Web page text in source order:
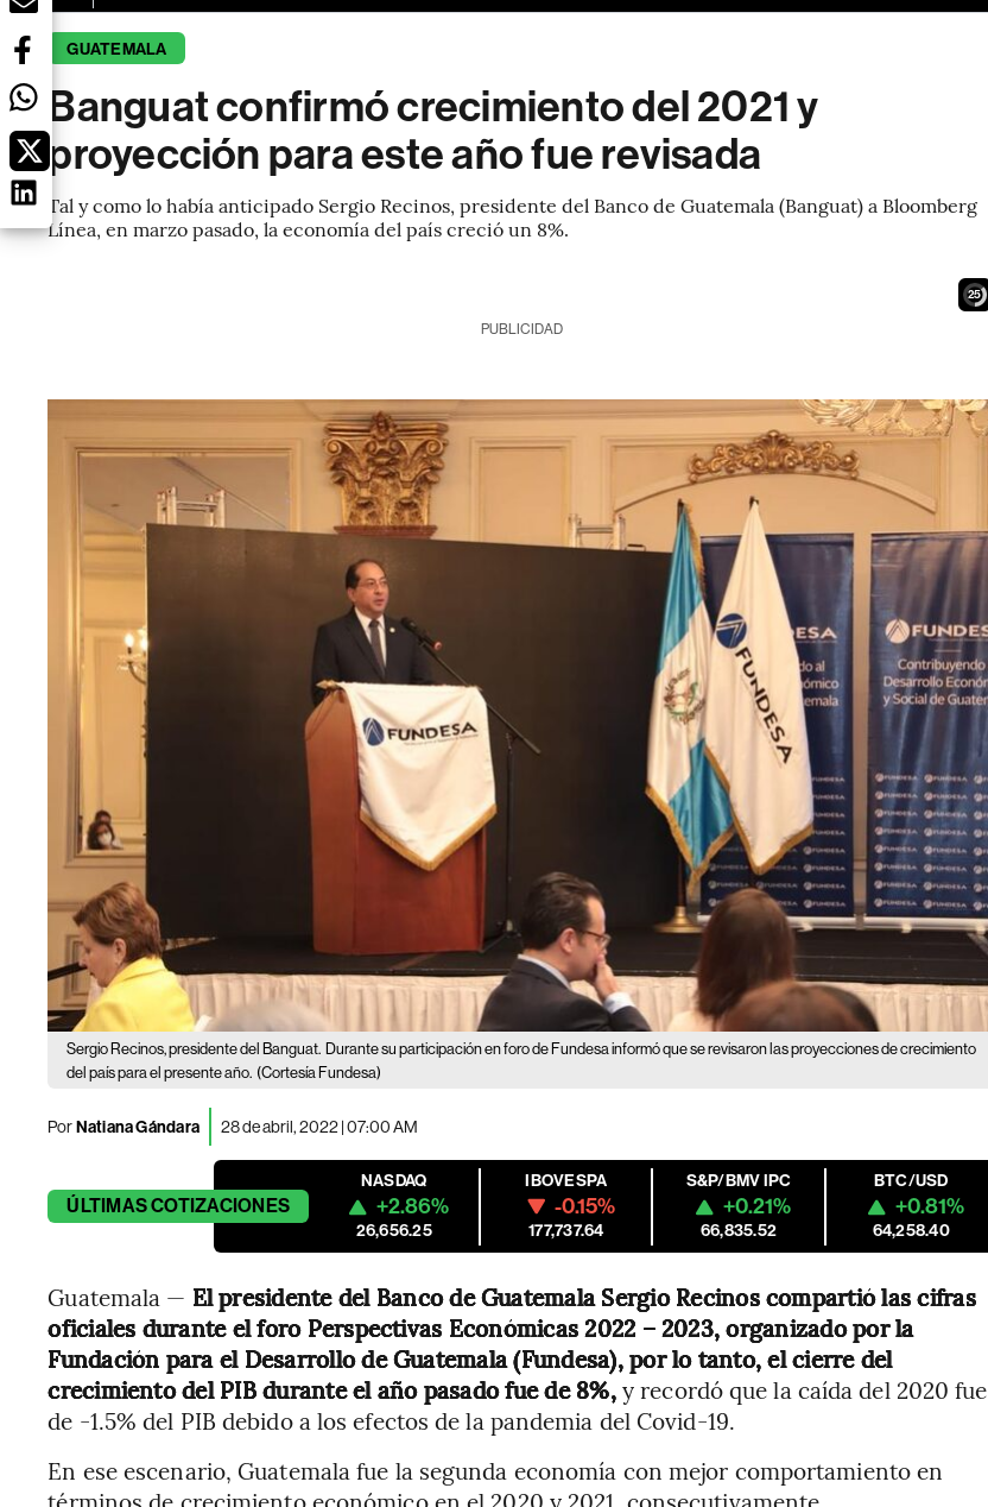
GUATEMALA
Banguat confirmó crecimiento del 2021 y
proyección para este año fue revisada
Tal y como lo había anticipado Sergio Recinos, presidente del Banco de Guatemala (Banguat) a Bloomberg
Línea, en marzo pasado, la economía del país creció un 8%.
24
PUBLICIDAD
Sergio Recinos, presidente del Banguat. Durante su participación en foro de Fundesa informó que se revisaron las proyecciones de crecimiento
del país para el presente año. (Cortesía Fundesa)
PorNatiana Gándara 28 de abril, 2022 | 07:00 AM
ÚLTIMASCOTIZACIONES
NASDAQ
+2.86%
26,656.25
IBOVESPA
-0.15%
177,737.64
S&P/BMV IPC
+0.21%
66,835.52
BTC/USD
+0.81%
64,258.40
Guatemala — El presidente del Banco de Guatemala Sergio Recinos compartió las cifras
oficiales durante el foro Perspectivas Económicas 2022 – 2023, organizado por la
Fundación para el Desarrollo de Guatemala (Fundesa), por lo tanto, el cierre del
crecimiento del PIB durante el año pasado fue de 8%,y recordó que la caída del 2020 fue
de -1.5% del PIB debido a los efectos de la pandemia del Covid-19.
En ese escenario, Guatemala fue la segunda economía con mejor comportamiento en